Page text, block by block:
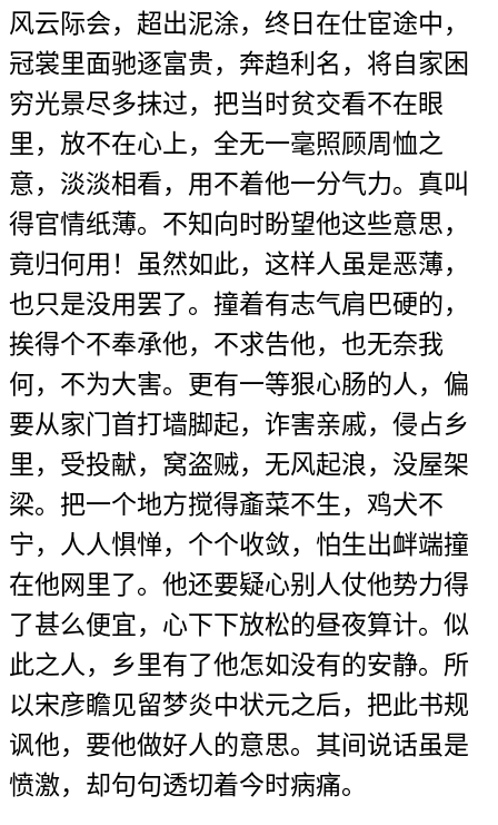
风云际会，超出泥涂，终日在仕宦途中，
冠裳里面驰逐富贵，奔趋利名，将自家困
穷光景尽多抹过，把当时贫交看不在眼
里，放不在心上，全无一毫照顾周恤之
意，淡淡相看，用不着他一分气力。真叫
得官情纸薄。不知向时盼望他这些意思，
竟归何用！虽然如此，这样人虽是恶薄，
也只是没用罢了。撞着有志气肩巴硬的，
挨得个不奉承他，不求告他，也无奈我
何，不为大害。更有一等狠心肠的人，偏
要从家门首打墙脚起，诈害亲戚，侵占乡
里，受投献，窝盗贼，无风起浪，没屋架
梁。把一个地方搅得齑菜不生，鸡犬不
宁，人人惧惮，个个收敛，怕生出衅端撞
在他网里了。他还要疑心别人仗他势力得
了甚么便宜，心下下放松的昼夜算计。似
此之人，乡里有了他怎如没有的安静。所
以宋彦瞻见留梦炎中状元之后，把此书规
讽他，要他做好人的意思。其间说话虽是
愤激，却句句透切着今时病痛。